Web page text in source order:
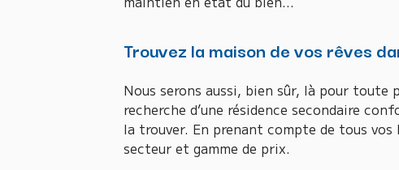
Trouvez la maison de vos rêves
Nous serons aussi, bien sûr, là pour toute
recherche d’une résidence secondaire
la trouver. En prenant compte de tous vos
secteur et gamme de prix.